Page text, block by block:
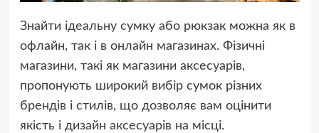
Знайти ідеальну сумку або рюкзак можна як в
офлайн, так і в онлайн магазинах. Фізичні
магазини, такі як магазини аксесуарів,
пропонують широкий вибір сумок різних
брендів і стилів, що дозволяє вам оцінити
якість і дизайн аксесуарів на місці.